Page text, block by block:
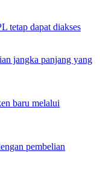
tetap dapat diakses
jangka panjang yang
baru melalui
pembelian